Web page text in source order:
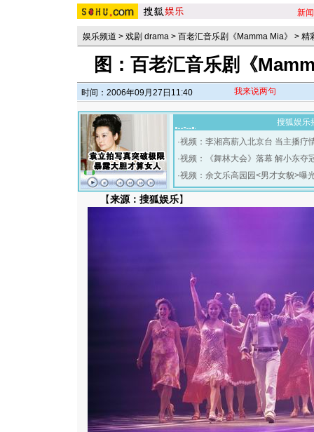
新闻
娱乐频道 > 戏剧 drama > 百老汇音乐剧《Mamma Mia》 > 精
图：百老汇音乐剧《
时间：2006年09月27日11:40 我来说两句
搜狐娱乐
·视频：李湘高薪入北京台 当主播疗
·视频：《舞林大会》落幕 解小东夺
·视频：余文乐高园园<男才女貌>曝
【来源：搜狐娱乐】